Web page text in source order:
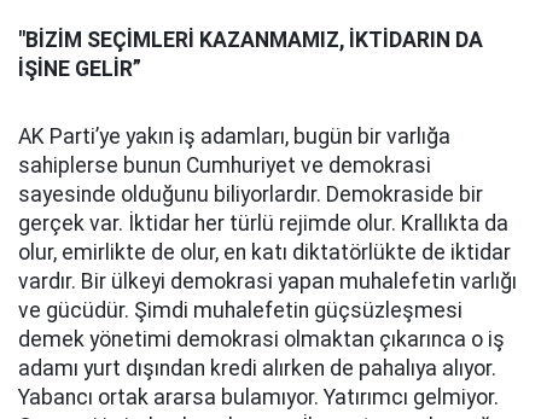
"BİZİM SEÇİMLERİ KAZANMAMIZ, İKTİDARIN DA
İŞİNE GELİR”
AK Parti’ye yakın iş adamları, bugün bir varlığa
sahiplerse bunun Cumhuriyet ve demokrasi
sayesinde olduğunu biliyorlardır. Demokraside bir
gerçek var. İktidar her türlü rejimde olur. Krallıkta da
olur, emirlikte de olur, en katı diktatörlükte de iktidar
vardır. Bir ülkeyi demokrasi yapan muhalefetin varlığı
ve gücüdür. Şimdi muhalefetin güçsüzleşmesi
demek yönetimi demokrasi olmaktan çıkarınca o iş
adamı yurt dışından kredi alırken de pahalıya alıyor.
Yabancı ortak ararsa bulamıyor. Yatırımcı gelmiyor.